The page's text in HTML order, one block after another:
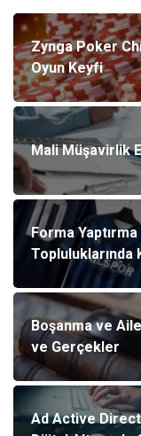
Zynga Poker
Oyun Keyfi
Mali Müşavirlik
Forma
Topluluklarında
Boşanma ve
ve Gerçekler
Ad Active